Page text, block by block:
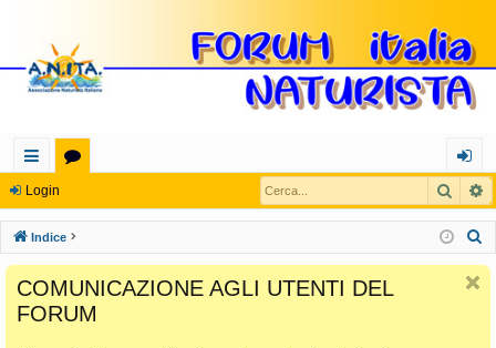
oll
eg
a
m
en
u
m
og
in
Login Cerca
Indice
COMUNICAZIONE AGLI UTENTI DEL
FORUM